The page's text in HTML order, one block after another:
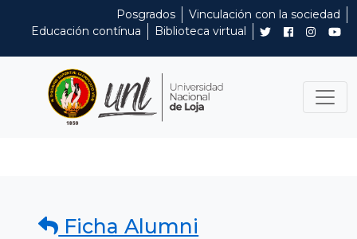
Posgrados
Vinculación con la sociedad
Educación contínua
Biblioteca virtual
Ficha Alumni